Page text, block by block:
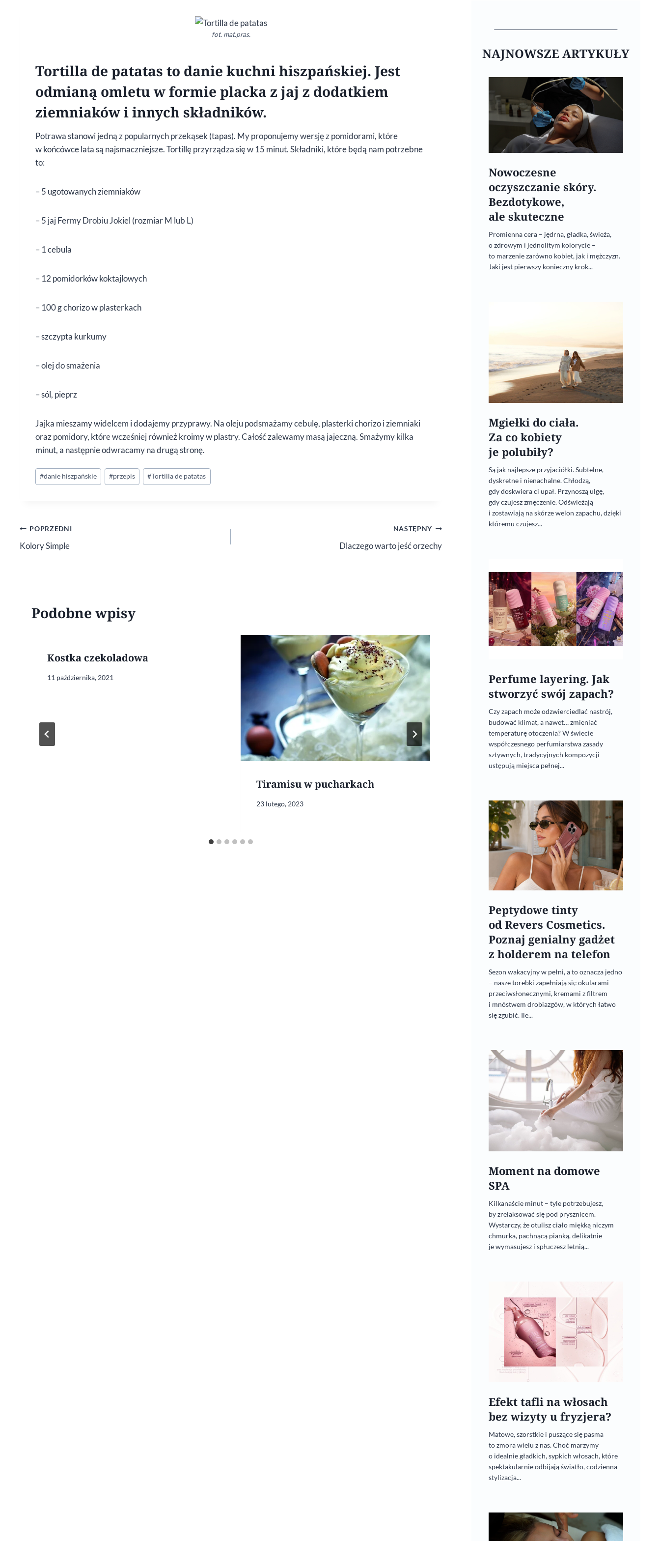
fot. mat.pras.
Tortilla de patatas to danie kuchni hiszpańskiej. Jest
odmianą omletu w formie placka z jaj z dodatkiem
ziemniaków i innych składników.
Potrawa stanowi jedną z popularnych przekąsek (tapas). My proponujemy wersję z pomidorami, które
w końcówce lata są najsmaczniejsze. Tortillę przyrządza się w 15 minut. Składniki, które będą nam potrzebne
to:
– 5 ugotowanych ziemniaków
– 5 jaj Fermy Drobiu Jokiel (rozmiar M lub L)
– 1 cebula
– 12 pomidorków koktajlowych
– 100 g chorizo w plasterkach
– szczypta kurkumy
– olej do smażenia
– sól, pieprz
Jajka mieszamy widelcem i dodajemy przyprawy. Na oleju podsmażamy cebulę, plasterki chorizo i ziemniaki
oraz pomidory, które wcześniej również kroimy w plastry. Całość zalewamy masą jajeczną. Smażymy kilka
minut, a następnie odwracamy na drugą stronę.
Tagi
wpisu:
#danie hiszpańskie #przepis #Tortilla de patatas
Nawigacja
wpisu
POPRZEDNI
Kolory Simple
NASTĘPNY
Dlaczego warto jeść orzechy
Podobne wpisy
Kostka czekoladowa
11 października, 2021
Tiramisu w pucharkach
23 lutego, 2023
9 marca, 2020
NAJNOWSZE ARTYKUŁY
Nowoczesne
oczyszczanie skóry.
Bezdotykowe,
ale skuteczne
Promienna cera – jędrna, gładka, świeża,
o zdrowym i jednolitym kolorycie –
to marzenie zarówno kobiet, jak i mężczyzn.
Jaki jest pierwszy konieczny krok...
Mgiełki do ciała.
Za co kobiety
je polubiły?
Są jak najlepsze przyjaciółki. Subtelne,
dyskretne i nienachalne. Chłodzą,
gdy doskwiera ci upał. Przynoszą ulgę,
gdy czujesz zmęczenie. Odświeżają
i zostawiają na skórze welon zapachu, dzięki
któremu czujesz...
Perfume layering. Jak
stworzyć swój zapach?
Czy zapach może odzwierciedlać nastrój,
budować klimat, a nawet… zmieniać
temperaturę otoczenia? W świecie
współczesnego perfumiarstwa zasady
sztywnych, tradycyjnych kompozycji
ustępują miejsca pełnej...
Peptydowe tinty
od Revers Cosmetics.
Poznaj genialny gadżet
z holderem na telefon
Sezon wakacyjny w pełni, a to oznacza jedno
– nasze torebki zapełniają się okularami
przeciwsłonecznymi, kremami z filtrem
i mnóstwem drobiazgów, w których łatwo
się zgubić. Ile...
Moment na domowe
SPA
Kilkanaście minut – tyle potrzebujesz,
by zrelaksować się pod prysznicem.
Wystarczy, że otulisz ciało miękką niczym
chmurka, pachnącą pianką, delikatnie
je wymasujesz i spłuczesz letnią...
Efekt tafli na włosach
bez wizyty u fryzjera?
Matowe, szorstkie i puszące się pasma
to zmora wielu z nas. Choć marzymy
o idealnie gładkich, sypkich włosach, które
spektakularnie odbijają światło, codzienna
stylizacja...